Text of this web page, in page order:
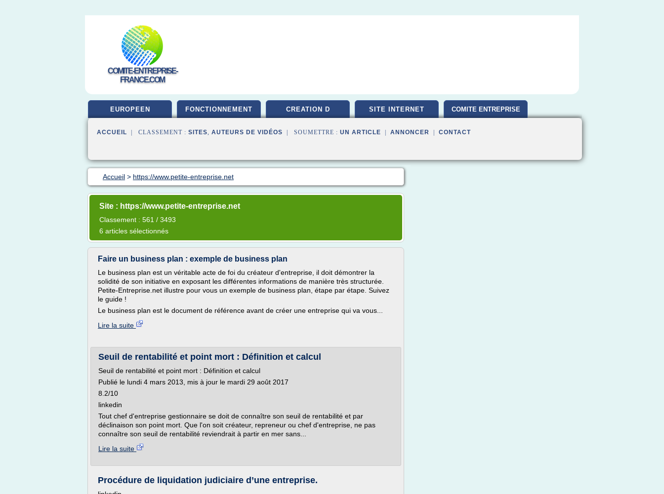
COMITE-ENTREPRISE-
FRANCE.COM
EUROPEEN FONCTIONNEMENT CREATION D SITE INTERNET COMITE ENTREPRISE
ACCUEIL | CLASSEMENT : SITES, AUTEURS DE VIDÉOS | SOUMETTRE : UN ARTICLE ANNONCER CONTACT
Accueil > https://www.petite-entreprise.net
Site : https://www.petite-entreprise.net
Classement : 561 / 3493
6 articles sélectionnés
Faire un business plan : exemple de business plan
Le business plan est un véritable acte de foi du créateur d'entreprise, il doit démontrer la
solidité de son initiative en exposant les différentes informations de manière très structurée.
Petite-Entreprise.net illustre pour vous un exemple de business plan, étape par étape. Suivez
le guide !
Le business plan est le document de référence avant de créer une entreprise qui va vous...
Lire la suite
Seuil de rentabilité et point mort : Définition et calcul
Seuil de rentabilité et point mort : Définition et calcul
Publié le lundi 4 mars 2013, mis à jour le mardi 29 août 2017
8.2/10
linkedin
Tout chef d'entreprise gestionnaire se doit de connaître son seuil de rentabilité et par
déclinaison son point mort. Que l'on soit créateur, repreneur ou chef d'entreprise, ne pas
connaître son seuil de rentabilité reviendrait à partir en mer sans...
Lire la suite
Procédure de liquidation judiciaire d’une entreprise.